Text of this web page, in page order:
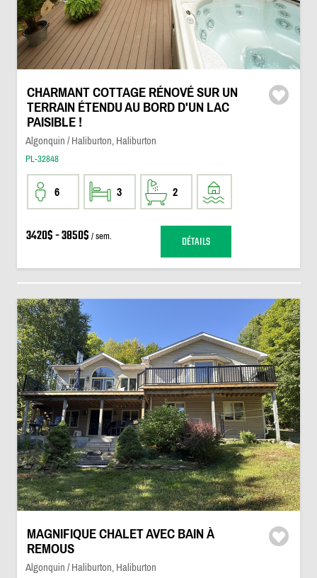
CHARMANT COTTAGE RÉNOVÉ SUR UN
TERRAIN ÉTENDU AU BORD D'UN LAC
PAISIBLE !
Algonquin / Haliburton, Haliburton
PL-32848
6 3 2
3420$ - 3850$ / sem. DÉTAILS
MAGNIFIQUE CHALET AVEC BAIN À
REMOUS
Algonquin / Haliburton, Haliburton